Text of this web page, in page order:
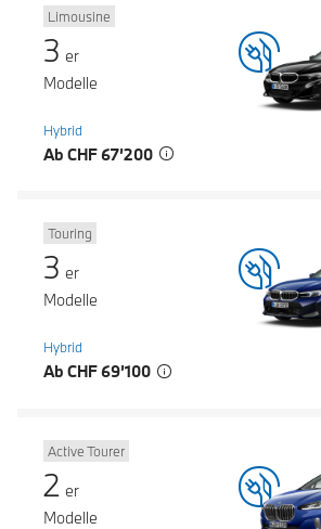
Limousine
3 er
Modelle
Hybrid
Ab CHF 67’200
Touring
3 er
Modelle
Hybrid
Ab CHF 69’100
Active Tourer
2 er
Modelle